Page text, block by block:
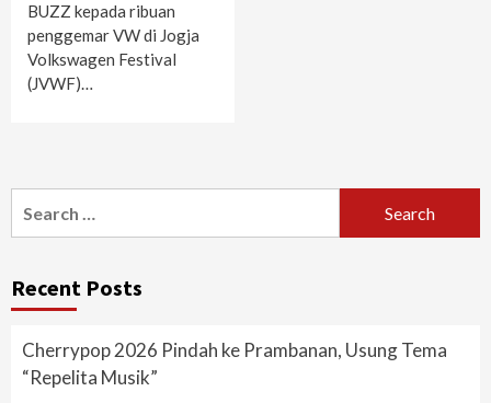
BUZZ kepada ribuan
penggemar VW di Jogja
Volkswagen Festival
(JVWF)…
for:
Recent Posts
Cherrypop 2026 Pindah ke Prambanan, Usung Tema
“Repelita Musik”